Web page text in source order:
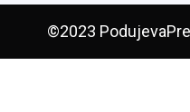
©2023